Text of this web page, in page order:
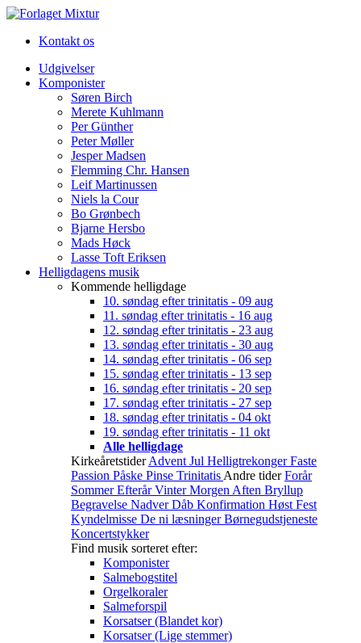
Kontakt os
Udgivelser
Komponister
Søren Birch
Merete Kuhlmann
Per Günther
Peter Møller
Jesper Madsen
Flemming Chr. Hansen
Leif Martinussen
Niels la Cour
Bo Grønbech
Bjarne Hersbo
Mads Høck
Lasse Toft Eriksen
Helligdagens musik
Kommende helligdage
10. søndag efter trinitatis - 09 aug
11. søndag efter trinitatis - 16 aug
12. søndag efter trinitatis - 23 aug
13. søndag efter trinitatis - 30 aug
14. søndag efter trinitatis - 06 sep
15. søndag efter trinitatis - 13 sep
16. søndag efter trinitatis - 20 sep
17. søndag efter trinitatis - 27 sep
18. søndag efter trinitatis - 04 okt
19. søndag efter trinitatis - 11 okt
Alle helligdage
Kirkeåretstider Advent Jul HelligtrekongerFaste
Passion Påske Pinse Trinitatis Andre tider Forår
SommerEfterårVinterMorgen Aften Bryllup
Begravelse NadverDåb Konfirmation Høst Fest
Kyndelmisse De ni læsningerBørnegudstjeneste
Koncertstykker
Find musik sorteret efter:
Komponister
Salmebogstitel
Orgelkoraler
Salmeforspil
Korsatser (Blandet kor)
Korsatser (Lige stemmer)